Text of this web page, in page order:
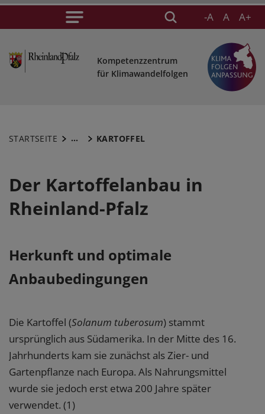
-A A A+
Kompetenzzentrum
für Klimawandelfolgen
STARTSEITE ... KARTOFFEL
Der Kartoffelanbau in
Rheinland-Pfalz
Herkunft und optimale
Anbaubedingungen
Die Kartoffel (Solanum tuberosum) stammt
ursprünglich aus Südamerika. In der Mitte des 16.
Jahrhunderts kam sie zunächst als Zier- und
Gartenpflanze nach Europa. Als Nahrungsmittel
wurde sie jedoch erst etwa 200 Jahre später
verwendet. (1)